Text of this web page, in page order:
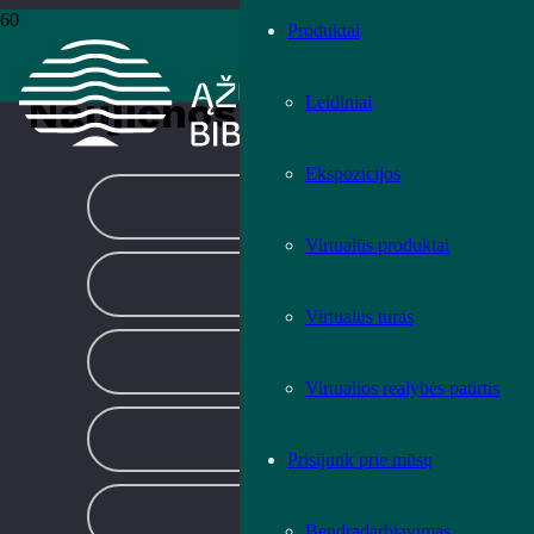
Produktai
Leidiniai
Ekspozicijos
Virtualūs produktai
Virtualus turas
Virtualios realybės patirtis
Prisijunk prie mūsų
Naujienos